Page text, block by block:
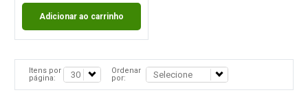
Adicionar ao carrinho
Itens por
página:
Ordenar
por: